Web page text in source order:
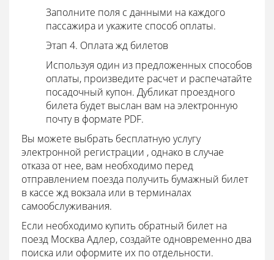
Заполните поля с данными на каждого
пассажира и укажите способ оплаты.
Этап 4. Оплата жд билетов
Используя один из предложенных способов
оплаты, произведите расчет и распечатайте
посадочный купон. Дубликат проездного
билета будет выслан вам на электронную
почту в формате PDF.
Вы можете выбрать бесплатную услугу
электронной регистрации , однако в случае
отказа от нее, вам необходимо перед
отправлением поезда получить бумажный билет
в кассе жд вокзала или в терминалах
самообслуживания.
Если необходимо купить обратный билет на
поезд Москва Адлер, создайте одновременно два
поиска или оформите их по отдельности.